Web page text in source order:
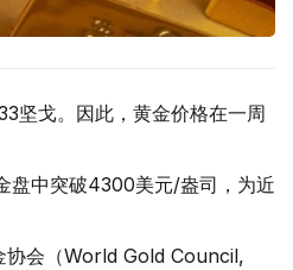
坚戈。因此，黄金价格在一周
盘中突破4300美元/盎司，为近
协会（World Gold Council,